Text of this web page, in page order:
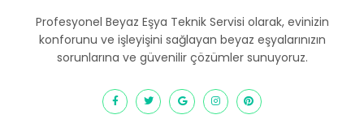
Profesyonel Beyaz Eşya Teknik Servisi olarak, evinizin
konforunu ve işleyişini sağlayan beyaz eşyalarınızın
sorunlarına ve güvenilir çözümler sunuyoruz.